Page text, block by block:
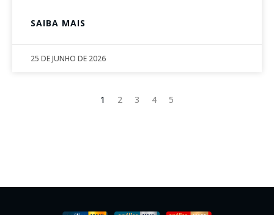
SAIBA MAIS
25 DE JUNHO DE 2026
1 2 3 4 5